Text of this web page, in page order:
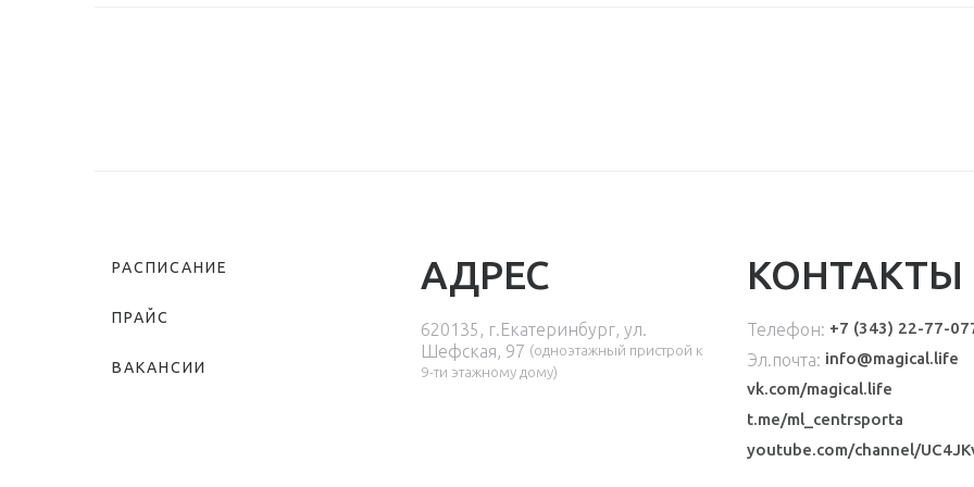
РАСПИСАНИЕ
ПРАЙС
ВАКАНСИИ
АДРЕС
620135, г.Екатеринбург, ул.
Шефская, 97 (одноэтажный пристрой к
9-ти этажному дому)
КОНТАКТЫ
Телефон: +7 (343) 22-77-
Эл.почта: info@magical.life
vk.com/magical.life
t.me/ml_centrsporta
youtube.com/channel/